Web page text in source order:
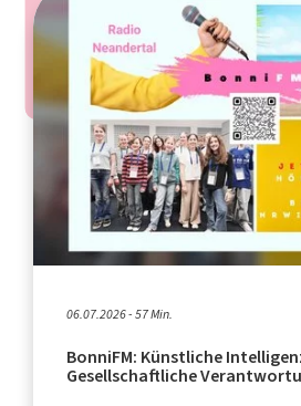
06.07.2026 - 57 Min.
BonniFM: Künstliche
Gesellschaftliche